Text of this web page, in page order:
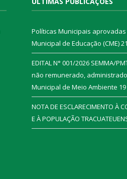
Políticas Municipais
Municipal de Educação (CME)
EDITAL N° 001/2026 SEMMA/
não remunerado,
Municipal de Meio Ambiente
NOTA DE ESCLARECIMENTO À
E À POPULAÇÃO